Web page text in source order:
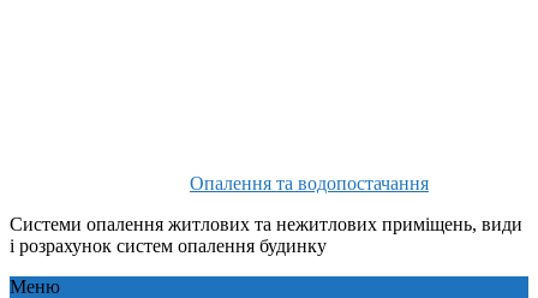
Опалення та водопостачання
Системи опалення житлових та нежитлових приміщень, види
і розрахунок систем опалення будинку
Меню